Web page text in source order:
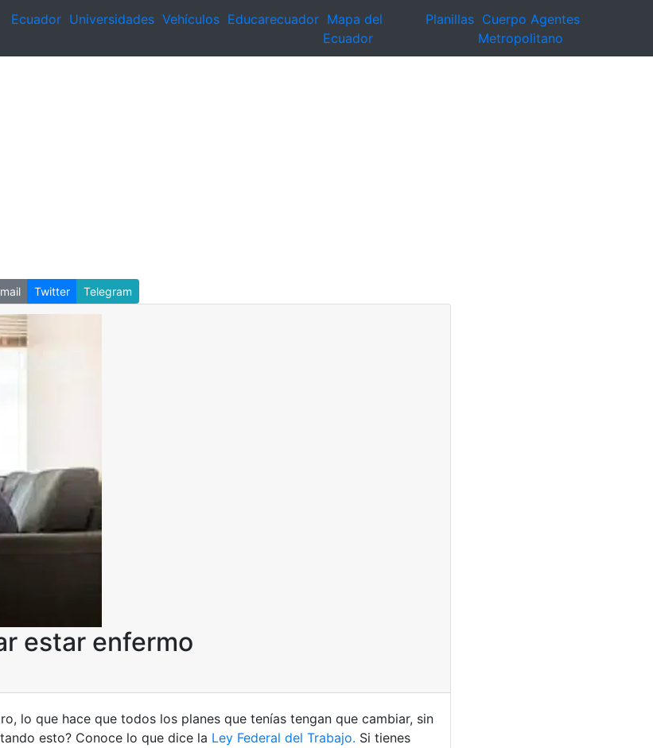
Ecuador Universidades Vehículos Educarecuador Mapa del
Ecuador
Planillas Cuerpo Agentes
Metropolitano
Twitter Telegram
estar enfermo
lo que hace que todos los planes que tenías tengan que cambiar, sin
esto? Conoce lo que dice la Ley Federal del Trabajo. Si tienes